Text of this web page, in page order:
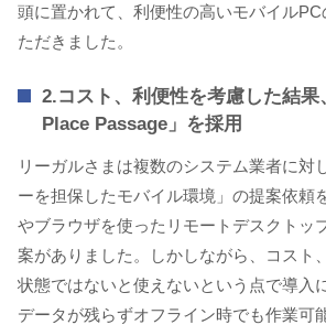
頭に置かれて、利便性の高いモバイル
ただきました。
2.コスト、利便性を考慮した結
Place Passage」を採用
リーガルさまは複数のシステム業者に対
ーを担保したモバイル環境」の提案依頼
やブラウザを使ったリモートデスクトッ
案がありました。しかしながら、コスト
状態ではないと使えないという点で導入
データが残らずオフライン時でも作業可